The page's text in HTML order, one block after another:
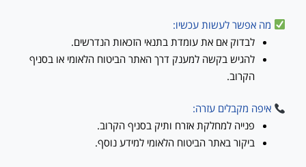
מה אפשר לעשות עכשיו:
לבדוק אם את עומדת בתנאי הזכאות הנדרשים.
להגיש בקשה למענק דרך האתר הביטוח הלאומי או בסניף
הקרוב.
איפה מקבלים עזרה:
פנייה למחלקת אזרח ותיק בסניף הקרוב.
ביקור באתר הביטוח הלאומי למידע נוסף.